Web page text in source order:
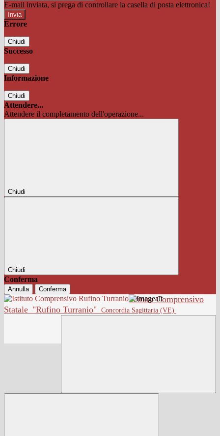
E-mail inviata, si prega di controllare la casella di posta elettronica!
Errore
Chiudi
Successo
Chiudi
Informazione
Chiudi
Attendere...
Attendere il completamento dell'operazione...
Chiudi
Chiudi
Conferma
Annulla Conferma
Istituto Comprensivo
Statale "Rufino Turranio" Concordia Sagittaria (VE)